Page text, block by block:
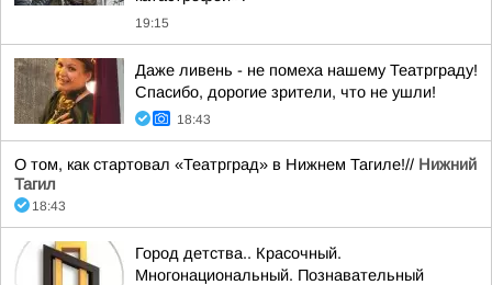
19:15
Даже ливень - не помеха нашему Театрграду!
Спасибо, дорогие зрители, что не ушли!
18:43
О том, как стартовал «Театрград» в Нижнем Тагиле!// Нижний
Тагил
18:43
Город детства.. Красочный.
Многонациональный. Познавательный